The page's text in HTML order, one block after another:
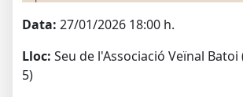
Data: 27/01/2026 18:00 h.
Lloc: Seu de l'Associació Veïnal Batoi
5)